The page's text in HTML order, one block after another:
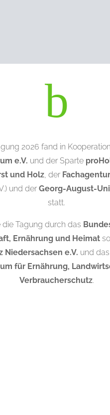
b
2026 fand in
e.V. und der Sparte
und Holz, der
und der Georg-August-
statt.
Tagung durch das
Ernährung und Heimat
Niedersachsen e.V. und das
für Ernährung,
Verbraucherschutz.